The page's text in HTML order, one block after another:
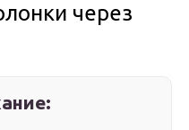
через